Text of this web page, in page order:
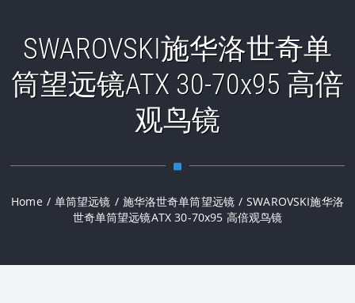
SWAROVSKI施华洛世奇单
筒望远镜ATX 30-70x95 高倍
观鸟镜
Home / 单筒望远镜 / 施华洛世奇单筒望远镜 / SWAROVSKI施华洛
世奇单筒望远镜ATX 30-70x95 高倍观鸟镜